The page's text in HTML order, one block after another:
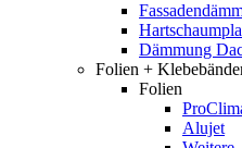
Dämmung
Folien +
Folien
Alujet